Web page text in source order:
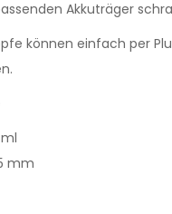
Akkuträger
können einfach per
mm